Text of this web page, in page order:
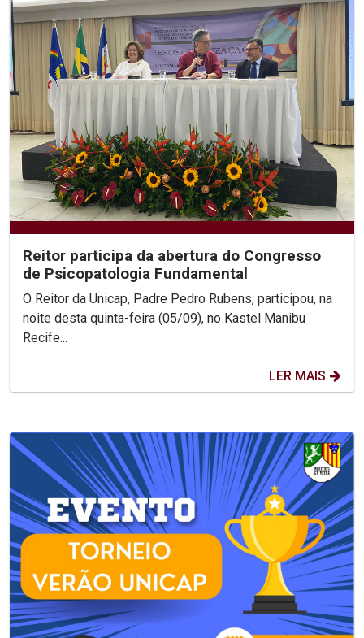
Reitor participa da abertura do Congresso
de Psicopatologia Fundamental
O Reitor da Unicap, Padre Pedro Rubens, participou, na
noite desta quinta-feira (05/09), no Kastel Manibu
Recife...
LER MAIS